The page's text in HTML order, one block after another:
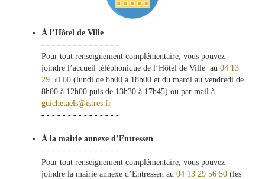
À l’Hôtel de Ville
- - - - - - - - - - - - - - -
Pour tout renseignement complémentaire, vous pouvez
joindre l’accueil téléphonique de l’Hôtel de Ville au 04 13
29 50 00 (lundi de 8h00 à 18h00 et du mardi au vendredi de
8h00 à 12h00 puis de 13h30 à 17h45) ou par mail à
guichetaels@istres.fr
- - - - - - - - - - - - - - -
À la mairie annexe d’Entressen
- - - - - - - - - - - - - - -
Pour tout renseignement complémentaire, vous pouvez
joindre la mairie annexe d’Entressen au 04 13 29 56 50 (les